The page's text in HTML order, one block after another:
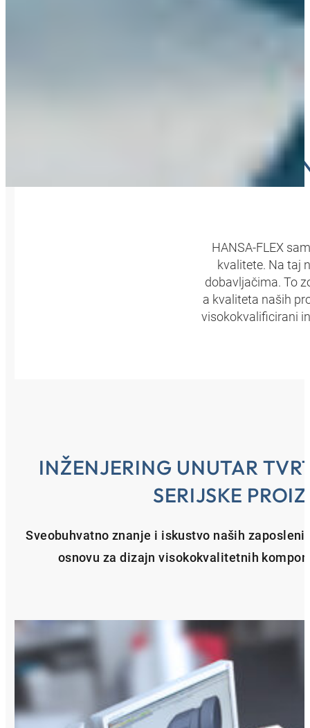
HANSA‑FLEX
kvalitete. Na taj
dobavljačima. To
a kvaliteta naših
visokokvalificirani
INŽENJERING UNUTAR
SERIJSKE
Sveobuhvatno znanje i iskustvo naših
osnovu za dizajn visokokvalitetnih